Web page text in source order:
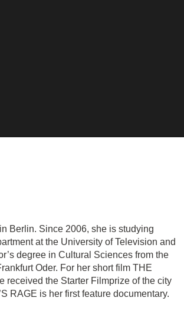
Berlin. Since 2006, she is studying
at the University of Television and
degree in Cultural Sciences from the
Oder. For her short film THE
received the Starter Filmprize of the city
RAGE is her first feature documentary.